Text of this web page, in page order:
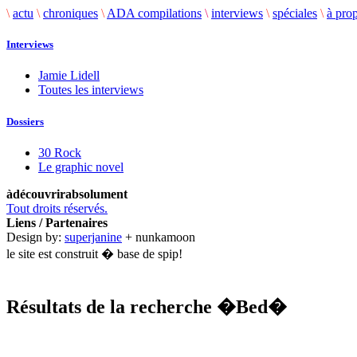
\ actu \ chroniques \ ADA compilations \ interviews \ spéciales \ à
Interviews
Jamie Lidell
Toutes les interviews
Dossiers
30 Rock
Le graphic novel
àdécouvrirabsolument
Tout droits réservés.
Liens / Partenaires
Design by: superjanine + nunkamoon
le site est construit � base de spip!
Résultats de la recherche �Bed�